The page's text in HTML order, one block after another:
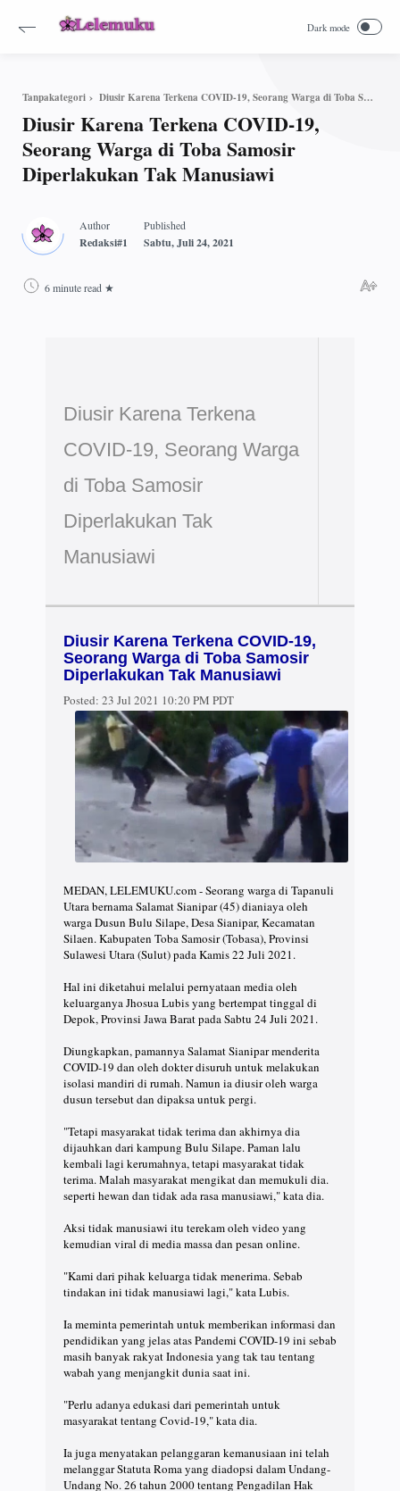
Tanpakategori Diusir Karena Terkena COVID-19, Seorang Warga di Toba Samosir Diperlakukan Tak Manusiawi
Diusir Karena Terkena COVID-19,
Seorang Warga di Toba Samosir
Diperlakukan Tak Manusiawi
6 minute read
Diusir Karena Terkena
COVID-19, Seorang Warga
di Toba Samosir
Diperlakukan Tak
Manusiawi
Diusir Karena Terkena COVID-19,
Seorang Warga di Toba Samosir
Diperlakukan Tak Manusiawi
Posted: 23 Jul 2021 10:20 PM PDT
MEDAN, LELEMUKU.com - Seorang warga di Tapanuli
Utara bernama Salamat Sianipar (45) dianiaya oleh
warga Dusun Bulu Silape, Desa Sianipar, Kecamatan
Silaen. Kabupaten Toba Samosir (Tobasa), Provinsi
Sulawesi Utara (Sulut) pada Kamis 22 Juli 2021.
Hal ini diketahui melalui pernyataan media oleh
keluarganya Jhosua Lubis yang bertempat tinggal di
Depok, Provinsi Jawa Barat pada Sabtu 24 Juli 2021.
Diungkapkan, pamannya Salamat Sianipar menderita
COVID-19 dan oleh dokter disuruh untuk melakukan
isolasi mandiri di rumah. Namun ia diusir oleh warga
dusun tersebut dan dipaksa untuk pergi.
"Tetapi masyarakat tidak terima dan akhirnya dia
dijauhkan dari kampung Bulu Silape. Paman lalu
kembali lagi kerumahnya, tetapi masyarakat tidak
terima. Malah masyarakat mengikat dan memukuli dia.
seperti hewan dan tidak ada rasa manusiawi," kata dia.
Aksi tidak manusiawi itu terekam oleh video yang
kemudian viral di media massa dan pesan online.
"Kami dari pihak keluarga tidak menerima. Sebab
tindakan ini tidak manusiawi lagi," kata Lubis.
Ia meminta pemerintah untuk memberikan informasi dan
pendidikan yang jelas atas Pandemi COVID-19 ini sebab
masih banyak rakyat Indonesia yang tak tau tentang
wabah yang menjangkit dunia saat ini.
"Perlu adanya edukasi dari pemerintah untuk
masyarakat tentang Covid-19," kata dia.
Ia juga menyatakan pelanggaran kemanusiaan ini telah
melanggar Statuta Roma yang diadopsi dalam Undang-
Undang No. 26 tahun 2000 tentang Pengadilan Hak